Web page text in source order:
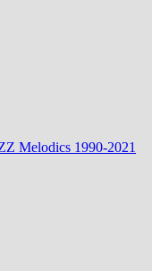
Melodics 1990-2021